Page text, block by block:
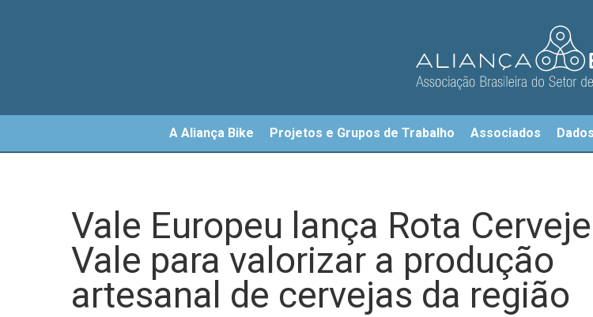
A Aliança Bike Projetos e Grupos de Trabalho Associados
Vale Europeu lança Rota
Vale para valorizar a produção
artesanal de cervejas da região